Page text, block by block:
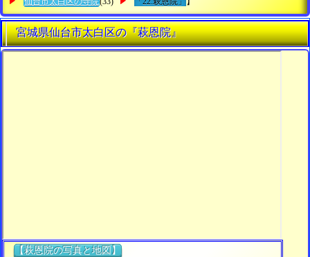
宮城県仙台市太白区の『萩恩院』
【萩恩院の写真と地図】